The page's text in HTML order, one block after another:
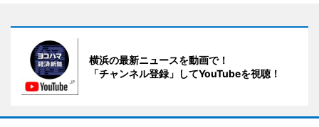
横浜の最新ニュースを動画で！
「チャンネル登録」してYouTubeを視聴！